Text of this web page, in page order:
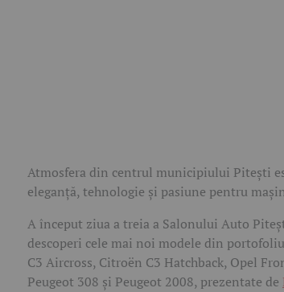
Atmosfera din centrul municipiului Pitești
eleganță, tehnologie și pasiune pentru
A început ziua a treia a Salonului Auto
descoperi cele mai noi modele din
C3 Aircross, Citroën C3 Hatchback, Opel
Peugeot 308 și Peugeot 2008, prezentate de